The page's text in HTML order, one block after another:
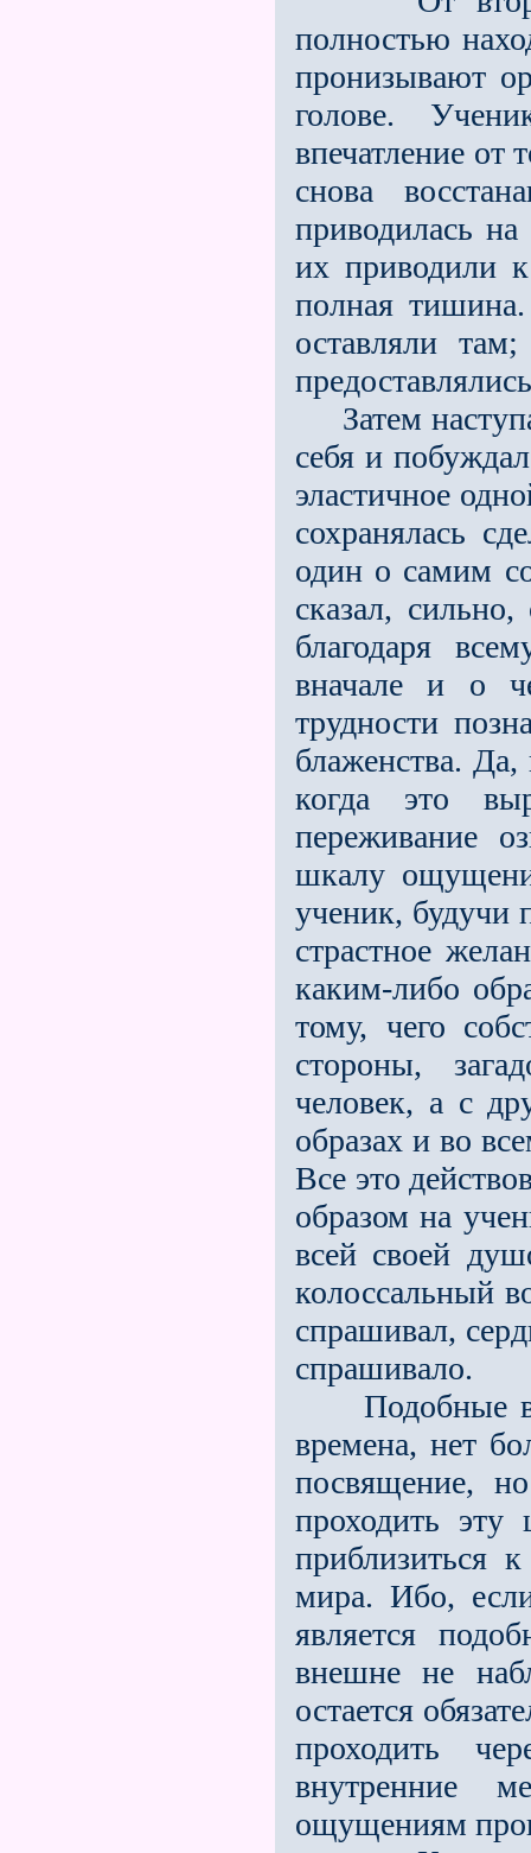
полностью
пронизывают
голове.
впечатление от
снова
приводилась
их приводили
полная
оставляли
Затем
себя и
эластичное
сохранялась
один о самим
сказал,
благодаря
вначале и о
трудности
блаженства.
когда это
переживание
шкалу
ученик, будучи
страстное
каким-либо
тому, чего
стороны,
человек, а с
образах и во
Все это
образом на
всей своей
колоссальный
спрашивал,
спрашивало.
Подобные
времена, нет
посвящение,
проходить
приблизиться
мира. Ибо,
является
внешне не
остается
проходить
внутренние
ощущениям